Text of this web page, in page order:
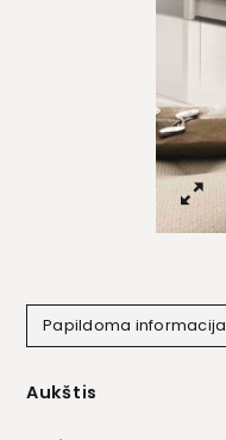
Papildoma informacija
Aukštis